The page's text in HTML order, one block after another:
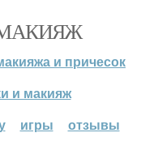
и причесок
и макияж
игры отзывы